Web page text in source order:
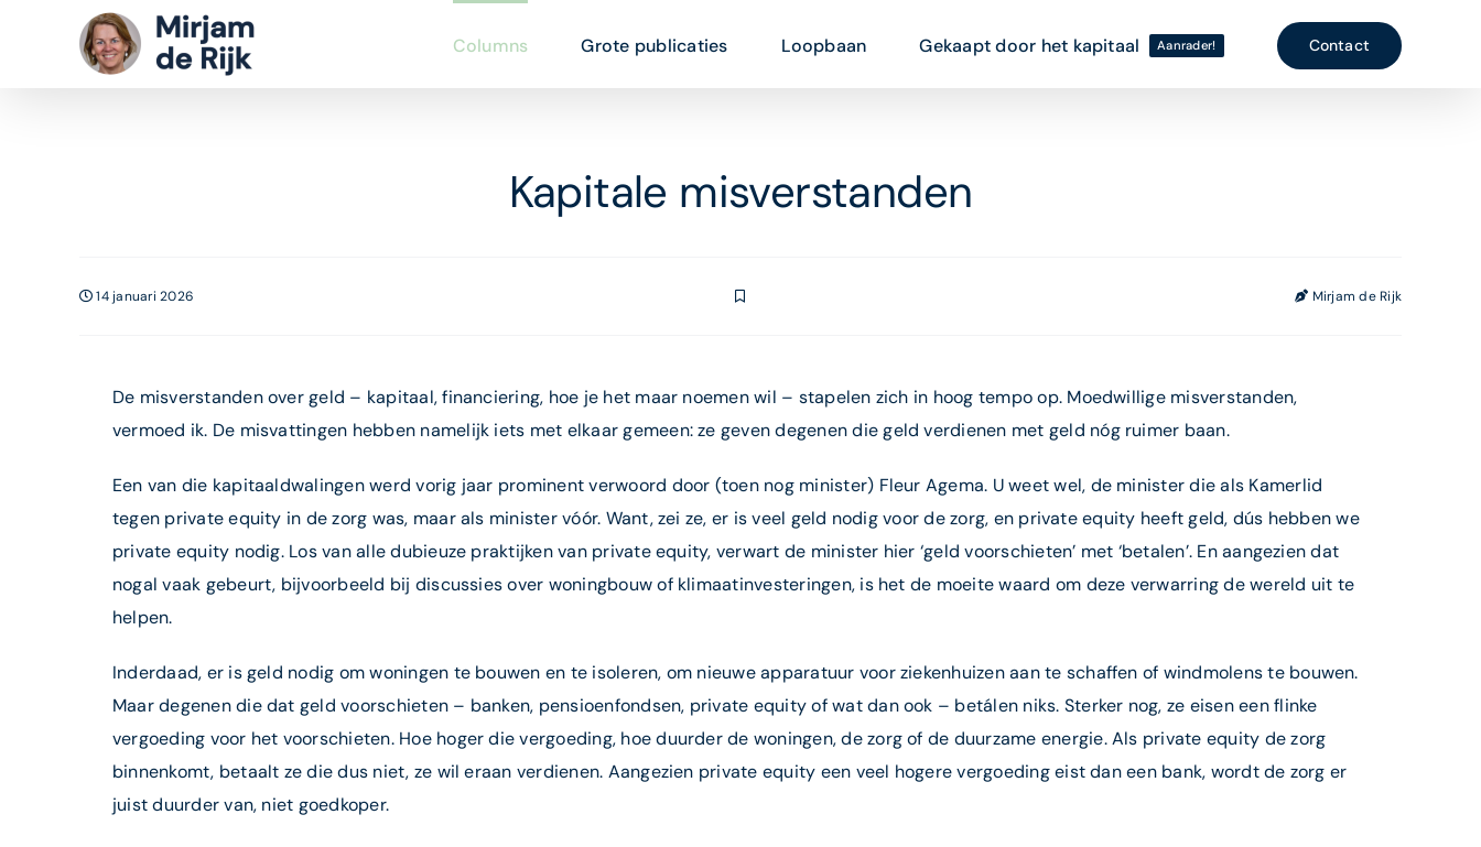
Columns Grote publicaties Loopbaan Gekaapt door het kapitaal Aanrader! Contact
Kapitale misverstanden
14 januari 2026 Mirjam de Rijk
De misverstanden over geld – kapitaal, financiering, hoe je het maar noemen wil – stapelen zich in hoog tempo op. Moedwillige misverstanden,
vermoed ik. De misvattingen hebben namelijk iets met elkaar gemeen: ze geven degenen die geld verdienen met geld nóg ruimer baan.
Een van die kapitaaldwalingen werd vorig jaar prominent verwoord door (toen nog minister) Fleur Agema. U weet wel, de minister die als Kamerlid
tegen private equity in de zorg was, maar als minister vóór. Want, zei ze, er is veel geld nodig voor de zorg, en private equity heeft geld, dús hebben we
private equity nodig. Los van alle dubieuze praktijken van private equity, verwart de minister hier ‘geld voorschieten’ met ‘betalen’. En aangezien dat
nogal vaak gebeurt, bijvoorbeeld bij discussies over woningbouw of klimaatinvesteringen, is het de moeite waard om deze verwarring de wereld uit te
helpen.
Inderdaad, er is geld nodig om woningen te bouwen en te isoleren, om nieuwe apparatuur voor ziekenhuizen aan te schaffen of windmolens te bouwen.
Maar degenen die dat geld voorschieten – banken, pensioenfondsen, private equity of wat dan ook – betálen niks. Sterker nog, ze eisen een flinke
vergoeding voor het voorschieten. Hoe hoger die vergoeding, hoe duurder de woningen, de zorg of de duurzame energie. Als private equity de zorg
binnenkomt, betaalt ze die dus niet, ze wil eraan verdienen. Aangezien private equity een veel hogere vergoeding eist dan een bank, wordt de zorg er
juist duurder van, niet goedkoper.